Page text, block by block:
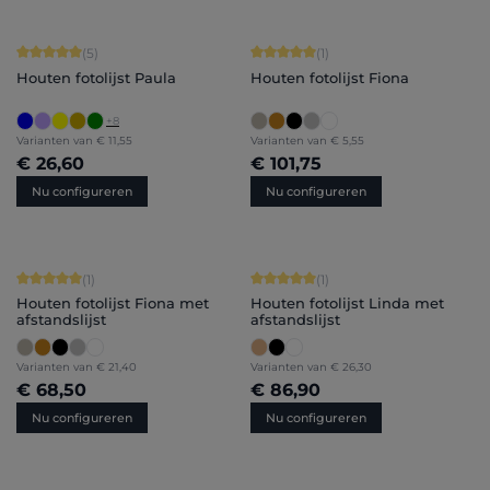
Gemiddelde waardering van 5 van 5 sterren
(5)
Houten fotolijst Paula
+8
Varianten van € 11,55
€ 26,60
Nu configureren
Gemiddelde waardering van 5 van 5
(1)
Houten fotolijst Fiona
Varianten van € 5,55
€ 101,75
Nu configureren
Gemiddelde waardering van 5 van 5 sterren
(1)
Houten fotolijst Fiona met
afstandslijst
Varianten van € 21,40
€ 68,50
Nu configureren
Gemiddelde waardering van 5 van 5
(1)
Houten fotolijst Linda met
afstandslijst
Varianten van € 26,30
€ 86,90
Nu configureren